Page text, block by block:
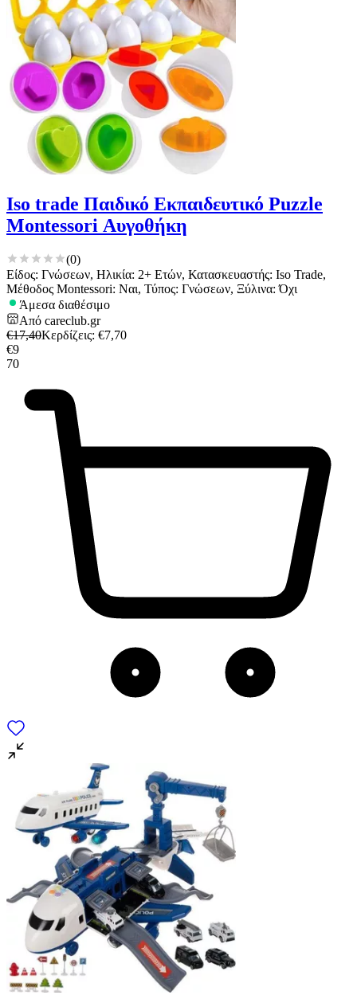
Iso trade Παιδικό Εκπαιδευτικό Puzzle
Montessori Αυγοθήκη
(0)
Είδος: Γνώσεων, Ηλικία: 2+ Ετών, Κατασκευαστής: Iso Trade,
Μέθοδος Montessori: Ναι, Τύπος: Γνώσεων, Ξύλινα: Όχι
Άμεσα διαθέσιμο
Από careclub.gr
€17,40Κερδίζεις: €7,70
€9
70